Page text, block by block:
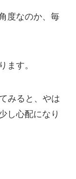
度なのか、毎
ます。
みると、やは
し心配になり